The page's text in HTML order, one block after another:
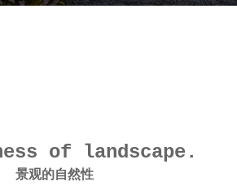
of landscape.
景观的自然性